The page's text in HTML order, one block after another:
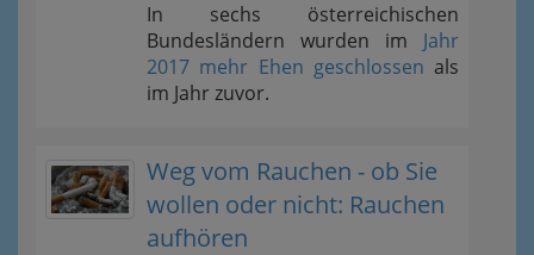
In sechs österreichischen
Bundesländern wurden im Jahr
2017 mehr Ehen geschlossen als
im Jahr zuvor.
Weg vom Rauchen - ob Sie
wollen oder nicht: Rauchen
aufhören